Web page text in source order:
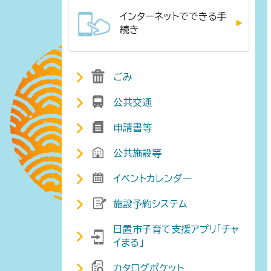
インターネットでできる手
続き
ごみ
公共交通
申請書等
公共施設等
イベントカレンダー
施設予約システム
日置市子育て支援アプリ「チャ
イまる」
カタログポケット